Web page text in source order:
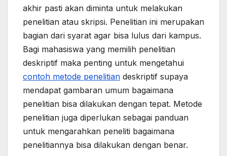
akhir pasti akan diminta untuk melakukan
penelitian atau skripsi. Penelitian ini merupakan
bagian dari syarat agar bisa lulus dari kampus.
Bagi mahasiswa yang memilih penelitian
deskriptif maka penting untuk mengetahui
contoh metode penelitian deskriptif supaya
mendapat gambaran umum bagaimana
penelitian bisa dilakukan dengan tepat. Metode
penelitian juga diperlukan sebagai panduan
untuk mengarahkan peneliti bagaimana
penelitiannya bisa dilakukan dengan benar.